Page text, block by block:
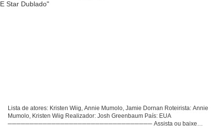
Lista de atores: Kristen Wiig, Annie Mumolo, Jamie Dornan Roteirista: Annie
Mumolo, Kristen Wiig Realizador: Josh Greenbaum País: EUA
───────────────────────────────── Assista ou baixe